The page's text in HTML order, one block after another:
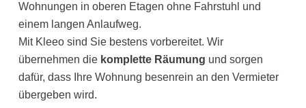
Wohnungen in oberen Etagen ohne Fahrstuhl und
einem langen Anlaufweg.
Mit Kleeo sind Sie bestens vorbereitet. Wir
übernehmen die komplette Räumung und sorgen
dafür, dass Ihre Wohnung besenrein an den Vermieter
übergeben wird.